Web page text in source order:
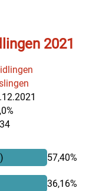
2021
57,40%
36,16%